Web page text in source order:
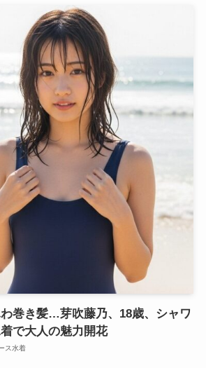
巻き髪…芽吹藤乃、18歳、シャワ
で大人の魅力開花
ス水着